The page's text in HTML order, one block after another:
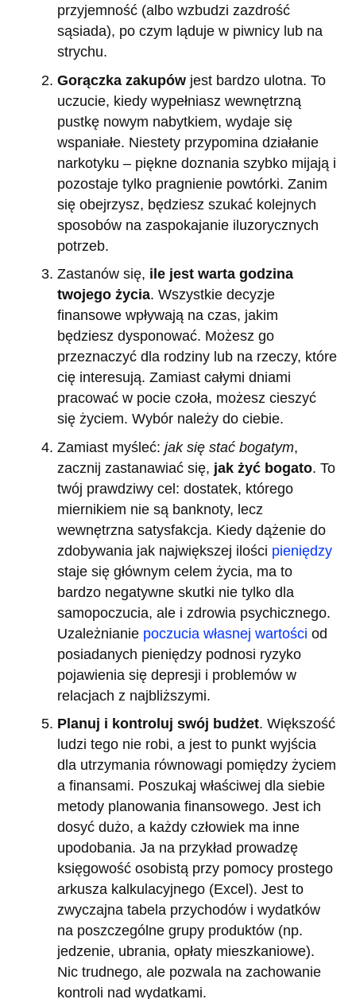
przyjemność (albo wzbudzi zazdrość
sąsiada), po czym ląduje w piwnicy lub na
strychu.
Gorączka zakupów jest bardzo ulotna. To
uczucie, kiedy wypełniasz wewnętrzną
pustkę nowym nabytkiem, wydaje się
wspaniałe. Niestety przypomina działanie
narkotyku – piękne doznania szybko mijają i
pozostaje tylko pragnienie powtórki. Zanim
się obejrzysz, będziesz szukać kolejnych
sposobów na zaspokajanie iluzorycznych
potrzeb.
Zastanów się, ile jest warta godzina
twojego życia. Wszystkie decyzje
finansowe wpływają na czas, jakim
będziesz dysponować. Możesz go
przeznaczyć dla rodziny lub na rzeczy, które
cię interesują. Zamiast całymi dniami
pracować w pocie czoła, możesz cieszyć
się życiem. Wybór należy do ciebie.
Zamiast myśleć: jak się stać bogatym,
zacznij zastanawiać się, jak żyć bogato. To
twój prawdziwy cel: dostatek, którego
miernikiem nie są banknoty, lecz
wewnętrzna satysfakcja. Kiedy dążenie do
zdobywania jak największej ilości pieniędzy
staje się głównym celem życia, ma to
bardzo negatywne skutki nie tylko dla
samopoczucia, ale i zdrowia psychicznego.
Uzależnianie poczucia własnej wartości od
posiadanych pieniędzy podnosi ryzyko
pojawienia się depresji i problemów w
relacjach z najbliższymi.
Planuj i kontroluj swój budżet. Większość
ludzi tego nie robi, a jest to punkt wyjścia
dla utrzymania równowagi pomiędzy życiem
a finansami. Poszukaj właściwej dla siebie
metody planowania finansowego. Jest ich
dosyć dużo, a każdy człowiek ma inne
upodobania. Ja na przykład prowadzę
księgowość osobistą przy pomocy prostego
arkusza kalkulacyjnego (Excel). Jest to
zwyczajna tabela przychodów i wydatków
na poszczególne grupy produktów (np.
jedzenie, ubrania, opłaty mieszkaniowe).
Nic trudnego, ale pozwala na zachowanie
kontroli nad wydatkami.